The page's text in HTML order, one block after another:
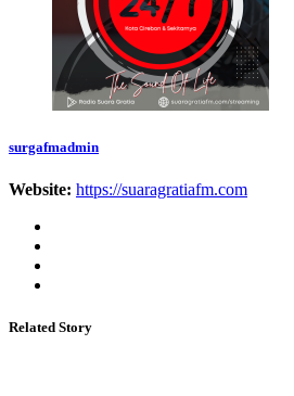
surgafmadmin
Website: https://suaragratiafm.com
Related Story